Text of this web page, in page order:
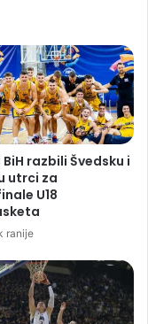
razbili Švedsku i
utrci za
U18
ranije